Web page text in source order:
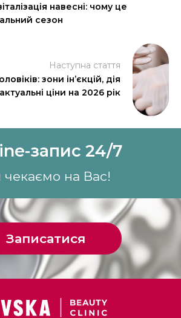
навесні: чому це
сезон
Наступна стаття
зони ін’єкцій, дія
ціни на 2026 рік
запис 24/7
на Вас!
Записатися